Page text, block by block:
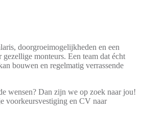
doorgroeimogelijkheden en een
monteurs. Een team dat écht
bouwen en regelmatig verrassende
wensen? Dan zijn we op zoek naar jou!
voorkeursvestiging en CV naar